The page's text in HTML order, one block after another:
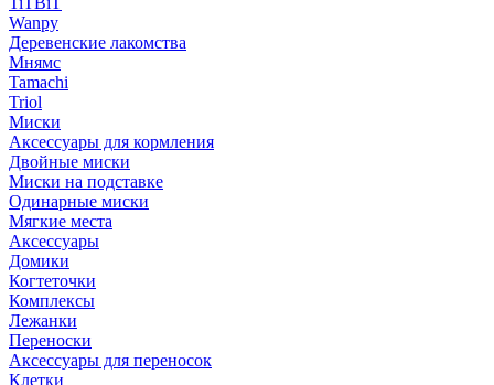
Wanpy
Деревенские лакомства
Мнямс
Tamachi
Triol
Миски
Аксессуары для кормления
Двойные миски
Миски на подставке
Одинарные миски
Мягкие места
Аксессуары
Домики
Когтеточки
Комплексы
Лежанки
Переноски
Аксессуары для переносок
Клетки